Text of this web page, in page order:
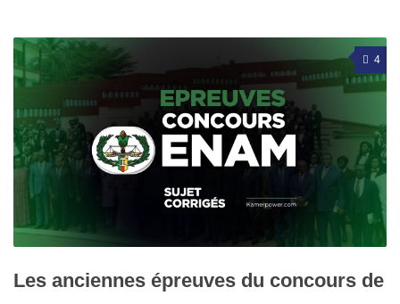
4
Les anciennes épreuves du concours de